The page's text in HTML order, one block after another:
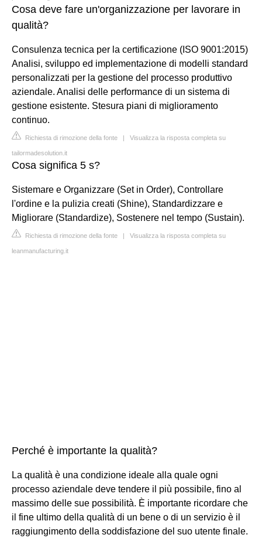
Cosa deve fare un'organizzazione per lavorare in
qualità?
Consulenza tecnica per la certificazione (ISO 9001:2015)
Analisi, sviluppo ed implementazione di modelli standard
personalizzati per la gestione del processo produttivo
aziendale. Analisi delle performance di un sistema di
gestione esistente. Stesura piani di miglioramento
continuo.
Richiesta di rimozione della fonte | Visualizza la risposta completa su
tailormadesolution.it
Cosa significa 5 s?
Sistemare e Organizzare (Set in Order), Controllare
l'ordine e la pulizia creati (Shine), Standardizzare e
Migliorare (Standardize), Sostenere nel tempo (Sustain).
Richiesta di rimozione della fonte | Visualizza la risposta completa su
leanmanufacturing.it
Perché è importante la qualità?
La qualità è una condizione ideale alla quale ogni
processo aziendale deve tendere il più possibile, fino al
massimo delle sue possibilità. È importante ricordare che
il fine ultimo della qualità di un bene o di un servizio è il
raggiungimento della soddisfazione del suo utente finale.